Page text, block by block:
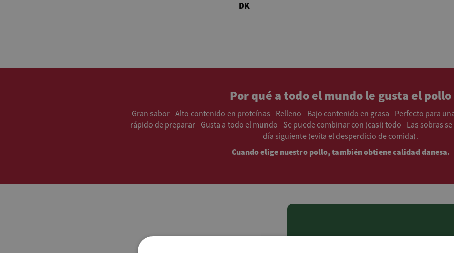
DK
Por qué a todo el mundo le gusta el pollo
Gran sabor - Alto contenido en proteínas - Relleno - Bajo contenido en grasa - Perfecto para
rápido de preparar - Gusta a todo el mundo - Se puede combinar con (casi) todo - Las sobras
día siguiente (evita el desperdicio de comida).
Cuando elige nuestro pollo, también obtiene calidad danesa.
Responsabilidad